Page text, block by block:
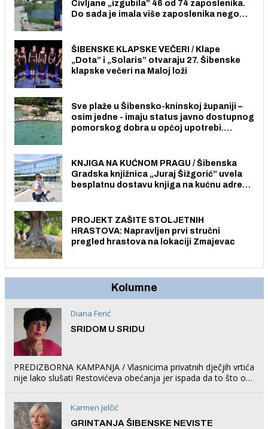
Civljane „izgubila” 46 od 74 zaposlenika.
Do sada je imala više zaposlenika nego
ŠIBENSKE KLAPSKE VEČERI / Klape
„Dota” i „Solaris” otvaraju 27. Šibenske
klapske večeri na Maloj loži
Sve plaže u Šibensko-kninskoj županiji –
osim jedne - imaju status javno dostupnog
pomorskog dobra u općoj upotrebi.
KNJIGA NA KUĆNOM PRAGU / Šibenska
Gradska knjižnica „Juraj Šižgorić” uvela
besplatnu dostavu knjiga na kućnu adresu
PROJEKT ZAŠITE STOLJETNIH
HRASTOVA: Napravljen prvi stručni
pregled hrastova na lokaciji Zmajevac
Kolumne
Diana Ferić
SRIDOM U SRIDU
PREDIZBORNA KAMPANJA / Vlasnicima privatnih dječjih vrtića
nije lako slušati Restovićeva obećanja jer ispada da to što oni
Karmen Jelčić
GRINTANJA ŠIBENSKE NEVISTE